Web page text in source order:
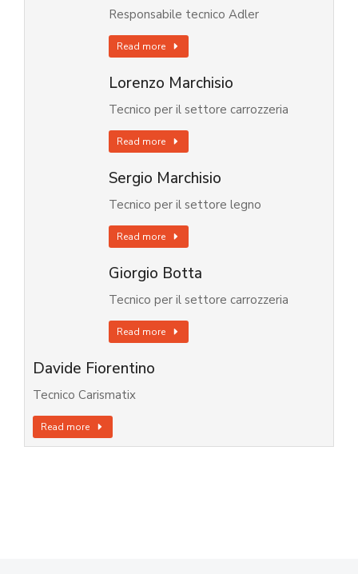
Responsabile tecnico Adler
Read more
Lorenzo Marchisio
Tecnico per il settore carrozzeria
Read more
Sergio Marchisio
Tecnico per il settore legno
Read more
Giorgio Botta
Tecnico per il settore carrozzeria
Read more
Davide Fiorentino
Tecnico Carismatix
Read more